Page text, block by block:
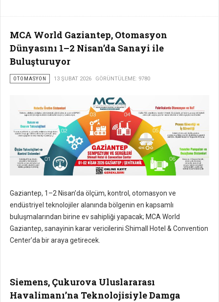
MCA World Gaziantep, Otomasyon
Dünyasını 1–2 Nisan’da Sanayi ile
Buluşturuyor
OTOMASYON 13 ŞUBAT 2026 GÖRÜNTÜLEME: 9780
Gaziantep, 1–2 Nisan’da ölçüm, kontrol, otomasyon ve
endüstriyel teknolojiler alanında bölgenin en kapsamlı
buluşmalarından birine ev sahipliği yapacak; MCA World
Gaziantep, sanayinin karar vericilerini Shimall Hotel & Convention
Center’da bir araya getirecek.
Siemens, Çukurova Uluslararası
Havalimanı’na Teknolojisiyle Damga